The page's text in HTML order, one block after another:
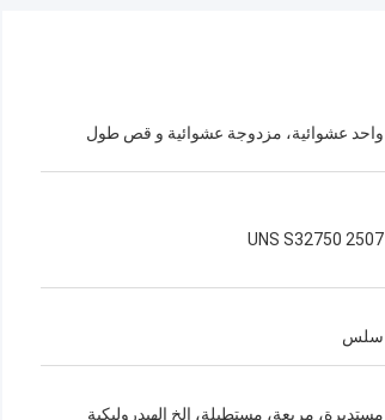
واحد عشوائية، مزدوجة عشوائية و قص طول
UNS S32750 2507
سلس
مستديرة، مربعة، مستطيلة، إلخ الهيدروليكية